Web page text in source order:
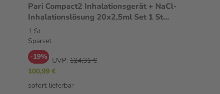
Pari Compact2 Inhalationsgerät + NaCl-
Inhalationslösung 20x2,5ml Set 1 St
Sparset
1 St
Sparset
-19% UVP: 124,31 €
100,99 €
sofort lieferbar